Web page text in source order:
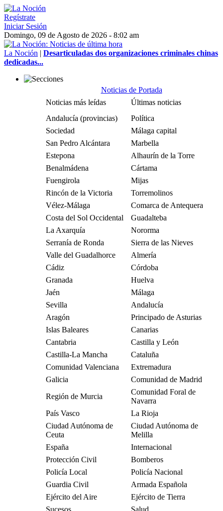
Regístrate
Iniciar Sesión
Domingo, 09 de Agosto de 2026 - 8:02 am
La Noción | Desarticuladas dos organizaciones criminales chinas
dedicadas...
Noticias de Portada
Noticias más leídas
Últimas noticias
Andalucía (provincias)
Política
Sociedad
Málaga capital
San Pedro Alcántara
Marbella
Estepona
Alhaurín de la Torre
Benalmádena
Cártama
Fuengirola
Mijas
Rincón de la Victoria
Torremolinos
Vélez-Málaga
Comarca de Antequera
Costa del Sol Occidental
Guadalteba
La Axarquía
Nororma
Serranía de Ronda
Sierra de las Nieves
Valle del Guadalhorce
Almería
Cádiz
Córdoba
Granada
Huelva
Jaén
Málaga
Sevilla
Andalucía
Aragón
Principado de Asturias
Islas Baleares
Canarias
Cantabria
Castilla y León
Castilla-La Mancha
Cataluña
Comunidad Valenciana
Extremadura
Galicia
Comunidad de Madrid
Región de Murcia
Comunidad Foral de
Navarra
País Vasco
La Rioja
Ciudad Autónoma de
Ceuta
Ciudad Autónoma de
Melilla
España
Internacional
Protección Civil
Bomberos
Policía Local
Policía Nacional
Guardia Civil
Armada Española
Ejército del Aire
Ejército de Tierra
Sucesos
Salud